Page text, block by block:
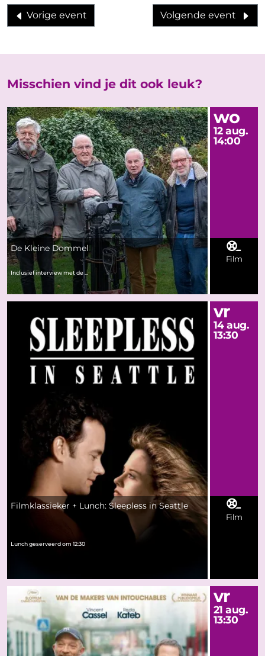
Vorige event Volgende event
Misschien vind je dit ook leuk?
De Kleine Dommel
Inclusief interview met de ...
wo
12 aug.
14:00
Film
Filmklassieker + Lunch: Sleepless in Seattle
Lunch geserveerd om 12:30
vr
14 aug.
13:30
Film
vr
21 aug.
13:30